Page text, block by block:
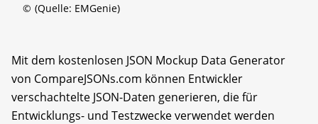
© (Quelle: EMGenie)
Mit dem kostenlosen JSON Mockup Data Generator
von CompareJSONs.com können Entwickler
verschachtelte JSON-Daten generieren, die für
Entwicklungs- und Testzwecke verwendet werden